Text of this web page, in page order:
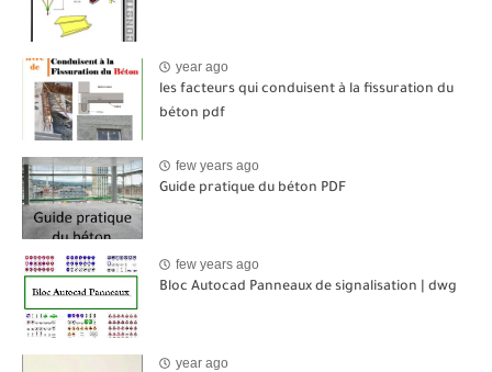
year ago
les facteurs qui conduisent à la fissuration du
béton pdf
few years ago
Guide pratique du béton PDF
few years ago
Bloc Autocad Panneaux de signalisation | dwg
year ago